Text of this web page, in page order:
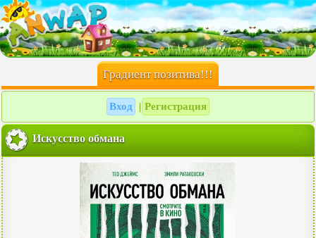
Градиент позитива!!!
Вход Регистрация
Искусство обмана